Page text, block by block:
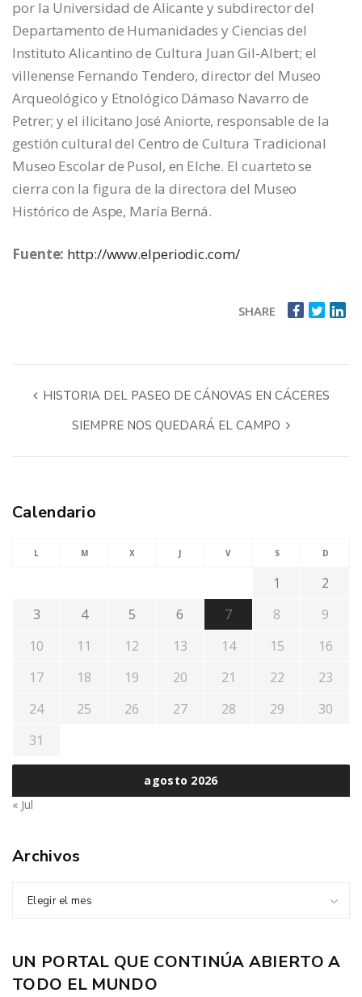
por la Universidad de Alicante y subdirector del
Departamento de Humanidades y Ciencias del
Instituto Alicantino de Cultura Juan Gil-Albert; el
villenense Fernando Tendero, director del Museo
Arqueológico y Etnológico Dámaso Navarro de
Petrer; y el ilicitano José Aniorte, responsable de la
gestión cultural del Centro de Cultura Tradicional
Museo Escolar de Pusol, en Elche. El cuarteto se
cierra con la figura de la directora del Museo
Histórico de Aspe, María Berná.
Fuente: http://www.elperiodic.com/
SHARE
HISTORIA DEL PASEO DE CÁNOVAS EN CÁCERES
SIEMPRE NOS QUEDARÁ EL CAMPO
Calendario
agosto 2026
L M X J V S D
1
2
3
4 5 6 7 8
9
10
11 12 13 14 15
16
17
18 19 20 21 22
23
24
25 26 27 28 29
30
31
« Jul
Archivos
Elegir el mes
UN PORTAL QUE CONTINÚA ABIERTO A
TODO EL MUNDO